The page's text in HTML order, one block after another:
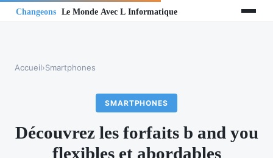
Accueil›Smartphones
SMARTPHONES
Découvrez les forfaits b and you
flexibles et abordables